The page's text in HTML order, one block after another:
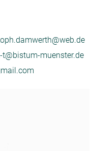
muenster.de